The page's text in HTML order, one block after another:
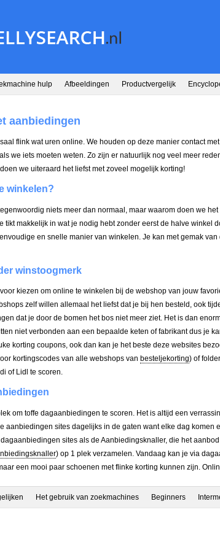
hulp Afbeeldingen Productvergelijk
aanbiedingen
flink wat uren online. We houden op deze manier contact
we iets moeten weten. Zo zijn er natuurlijk nog veel meer
we uiteraard het liefst met zoveel mogelijk korting!
winkelen?
niets meer dan normaal, maar waarom doen we
tikt makkelijk in wat je nodig hebt zonder eerst de halve winkel
en snelle manier van winkelen. Je kan met gemak
winstoogmerk
kiezen om online te winkelen bij de webshop van jouw
zelf willen allemaal het liefst dat je bij hen besteld, ook
dat je door de bomen het bos niet meer ziet. Het is dan
niet verbonden aan een bepaalde keten of fabrikant dus je
korting coupons, ook dan kan je het beste deze websites
kortingscodes van alle webshops van besteljekorting) of
of Lidl te scoren.
om toffe dagaanbiedingen te scoren. Het is altijd een
aanbiedingen sites dagelijks in de gaten want elke dag
sites als de Aanbiedingsknaller, die het
) op 1 plek verzamelen. Vandaag kan je via
een mooi paar schoenen met flinke korting kunnen zijn.
Het gebruik van zoekmachines Beginners